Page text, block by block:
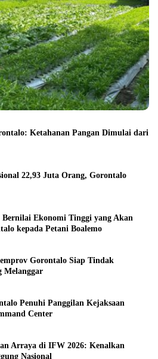
Ketahanan Pangan Dimulai dari
22,93 Juta Orang, Gorontalo
Bernilai Ekonomi Tinggi yang Akan
kepada Petani Boalemo
Gorontalo Siap Tindak
Melanggar
Penuhi Panggilan Kejaksaan
Center
Arraya di IFW 2026: Kenalkan
Nasional